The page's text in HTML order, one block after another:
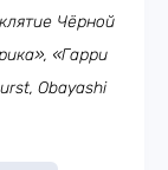
Чёрной
«Гарри
Obayashi